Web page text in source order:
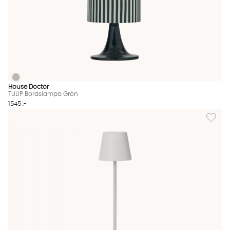
TULIP Bordslampa Grön Finns även i dessa färger:
TULIP Bordslampa Grön
House Doctor
TULIP Bordslampa Grön
1545 :-
Lägg